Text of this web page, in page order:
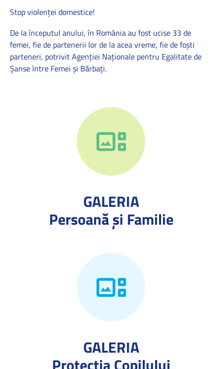
Stop violenței domestice!
De la începutul anului, în România au fost ucise 33 de
femei, fie de partenerii lor de la acea vreme, fie de foști
parteneri, potrivit Agenției Naționale pentru Egalitate de
Șanse între Femei și Bărbați.
GALERIA
Persoană și Familie
GALERIA